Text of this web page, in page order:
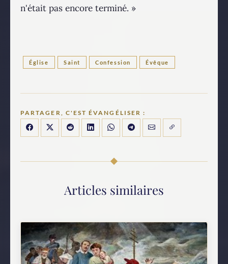
n'était pas encore terminé. »
Église Saint Confession Évêque
PARTAGER, C'EST ÉVANGÉLISER :
Articles similaires